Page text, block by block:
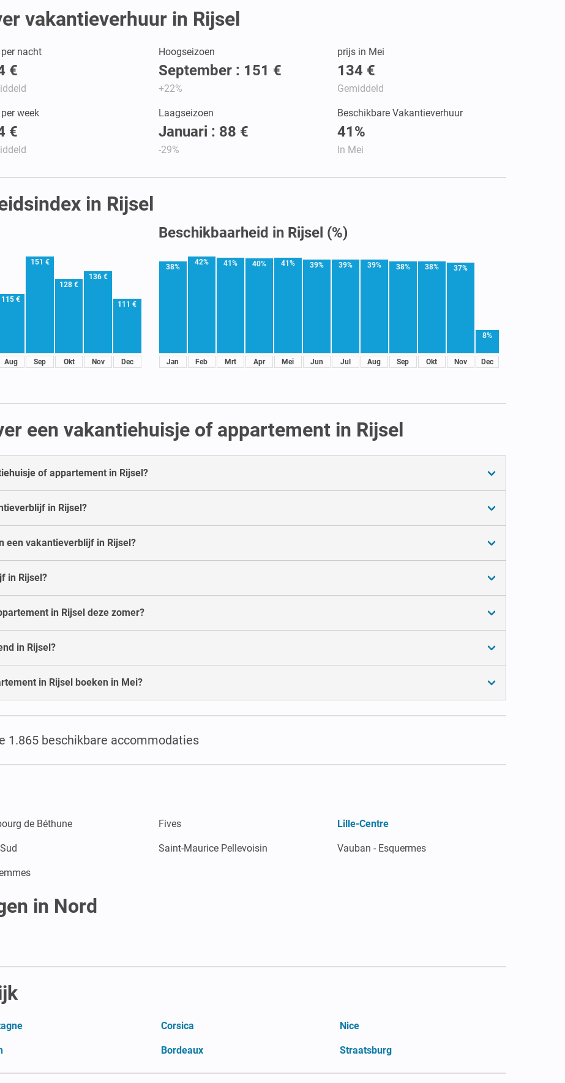
vakantieverhuur in Rijsel
nacht
€
Hoogseizoen
September : 151 €
+22%
prijs in Mei
134 €
Gemiddeld
week
€
Laagseizoen
Januari : 88 €
-29%
Beschikbare Vakantieverhuur
41%
In Mei
in Rijsel
115 €
Aug
151 €
Sep
128 €
Okt
136 €
Nov
111 €
Dec
Beschikbaarheid in Rijsel (%)
38%
Jan
42%
Feb
41%
Mrt
40%
Apr
41%
Mei
39%
Jun
39%
Jul
39%
Aug
38%
Sep
38%
Okt
37%
Nov
8%
Dec
een vakantiehuisje of appartement in Rijsel
of appartement in Rijsel?
in Rijsel?
een vakantieverblijf in Rijsel?
in Rijsel?
in Rijsel deze zomer?
in Rijsel?
in Rijsel boeken in Mei?
1.865 beschikbare accommodaties
de Béthune Fives Lille-Centre
Saint-Maurice Pellevoisin Vauban - Esquermes
in Nord
Corsica Nice
Bordeaux Straatsburg